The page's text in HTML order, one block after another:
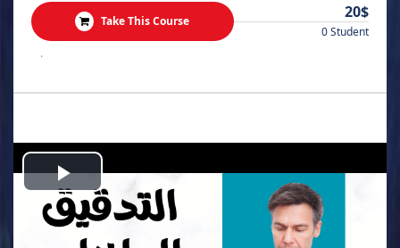
Take This Course 20$
0 Student
.
Play
Video